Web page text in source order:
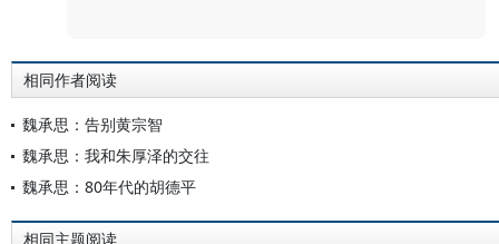
相同作者阅读
魏承思：告别黄宗智
魏承思：我和朱厚泽的交往
魏承思：80年代的胡德平
相同主题阅读